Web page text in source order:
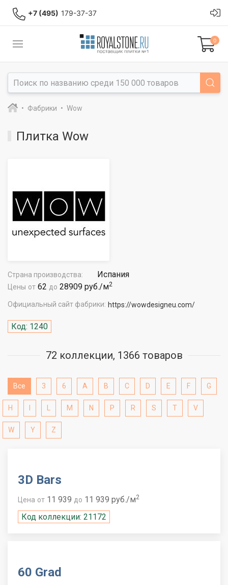
+7 (495) 179-37-37
0
Фабрики Wow
Плитка Wow
Страна производства: Испания
Цены от 62 до 28909 руб./м2
Официальный сайт фабрики: https://wowdesigneu.com/
Код: 1240
72 коллекции, 1366 товаров
Все 3 6 A B C D E F G
H L M N P R S T V
W Y Z
3D Bars
Цена от 11 939 до 11 939 руб./м2
Код коллекции: 21172
60 Grad